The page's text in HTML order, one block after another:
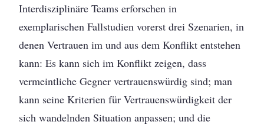
Interdisziplinäre Teams erforschen in
exemplarischen Fallstudien vorerst drei Szenarien, in
denen Vertrauen im und aus dem Konflikt entstehen
kann: Es kann sich im Konflikt zeigen, dass
vermeintliche Gegner vertrauenswürdig sind; man
kann seine Kriterien für Vertrauenswürdigkeit der
sich wandelnden Situation anpassen; und die